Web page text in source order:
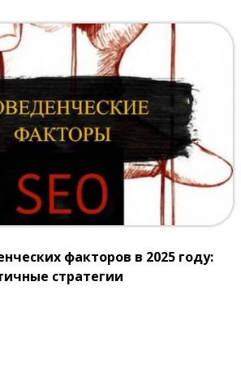
факторов в 2025 году:
стратегии